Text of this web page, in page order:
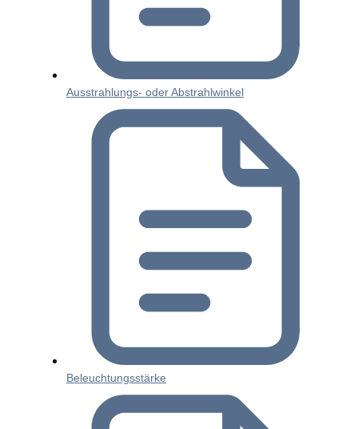
Ausstrahlungs- oder Abstrahlwinkel
Beleuchtungsstärke